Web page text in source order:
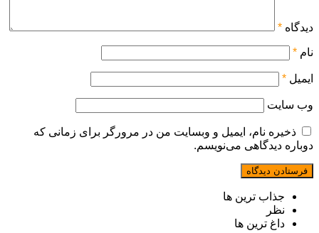
دیدگاه *
نام *
ایمیل *
وب‌ سایت
ذخیره نام، ایمیل و وبسایت من در مرورگر برای زمانی که
دوباره دیدگاهی می‌نویسم.
جذاب ترین ها
نظر
داغ ترین ها